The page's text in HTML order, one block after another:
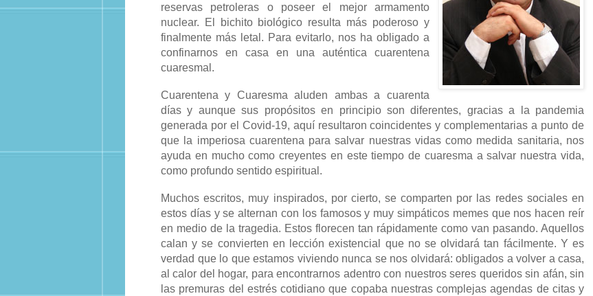
reservas petroleras o poseer el mejor armamento
nuclear. El bichito biológico resulta más poderoso y
finalmente más letal. Para evitarlo, nos ha obligado a
confinarnos en casa en una auténtica cuarentena
cuaresmal.
Cuarentena y Cuaresma aluden ambas a cuarenta
días y aunque sus propósitos en principio son diferentes, gracias a la pandemia
generada por el Covid-19, aquí resultaron coincidentes y complementarias a punto de
que la imperiosa cuarentena para salvar nuestras vidas como medida sanitaria, nos
ayuda en mucho como creyentes en este tiempo de cuaresma a salvar nuestra vida,
como profundo sentido espiritual.
Muchos escritos, muy inspirados, por cierto, se comparten por las redes sociales en
estos días y se alternan con los famosos y muy simpáticos memes que nos hacen reír
en medio de la tragedia. Estos florecen tan rápidamente como van pasando. Aquellos
calan y se convierten en lección existencial que no se olvidará tan fácilmente. Y es
verdad que lo que estamos viviendo nunca se nos olvidará: obligados a volver a casa,
al calor del hogar, para encontrarnos adentro con nuestros seres queridos sin afán, sin
las premuras del estrés cotidiano que copaba nuestras complejas agendas de citas y